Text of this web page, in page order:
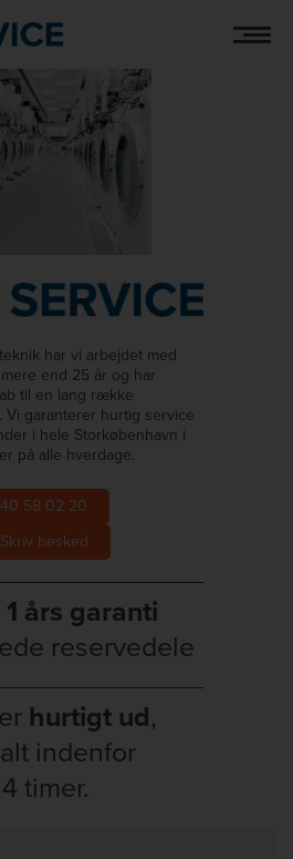
har vi arbejdet med
end 25 år og har
til en lang række
garanterer hurtig service
i hele Storkøbenhavn i
på alle hverdage.
40 58 02 20
Skriv besked
1 års garanti
reservedele
hurtigt ud,
indenfor
timer.